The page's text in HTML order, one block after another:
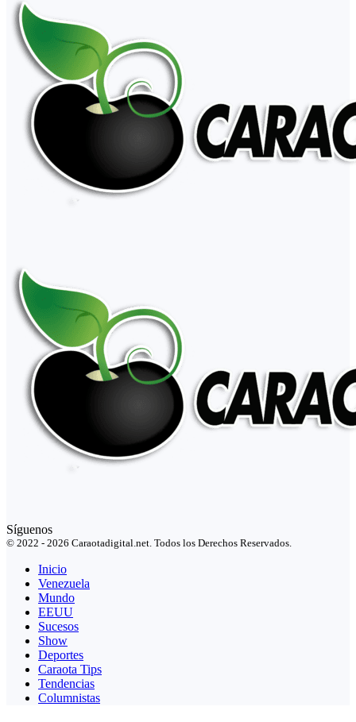
Síguenos
© 2022 - 2026 Caraotadigital.net. Todos los Derechos Reservados.
Inicio
Venezuela
Mundo
EEUU
Sucesos
Show
Deportes
Caraota Tips
Tendencias
Columnistas